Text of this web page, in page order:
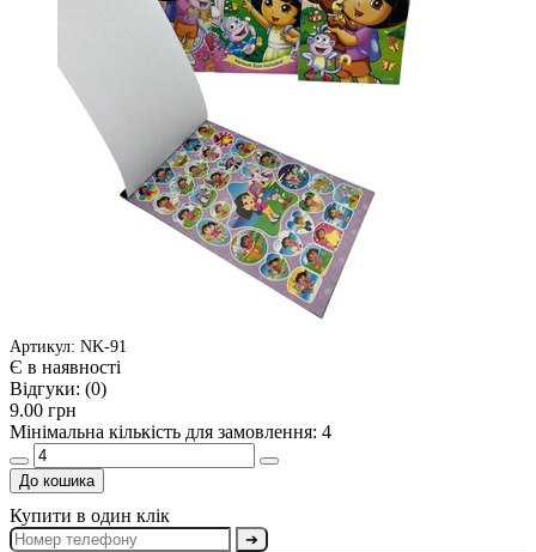
Артикул: NK-91
Є в наявності
Відгуки: (0)
9.00 грн
Мінімальна кількість для замовлення: 4
До кошика
Купити в один клік
➔